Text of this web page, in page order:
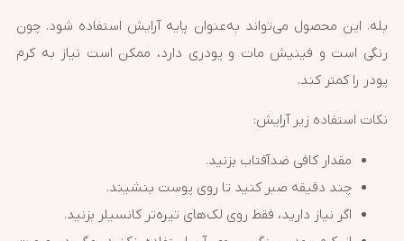
بله. این محصول می‌تواند به‌عنوان پایه آرایش استفاده شود. چون
رنگی است و فینیش مات و پودری دارد، ممکن است نیاز به کرم
پودر را کمتر کند.
نکات استفاده زیر آرایش:
مقدار کافی ضدآفتاب بزنید.
چند دقیقه صبر کنید تا روی پوست بنشیند.
اگر نیاز دارید، فقط روی لک‌های تیره‌تر کانسیلر بزنید.